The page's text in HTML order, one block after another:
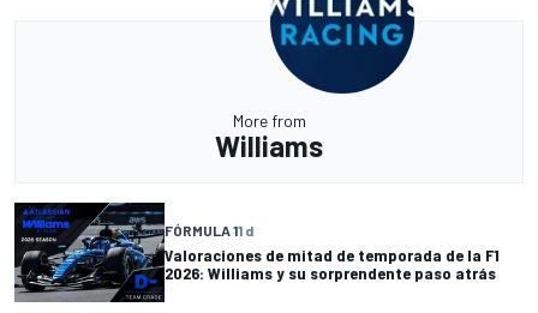
More from
Williams
FÓRMULA 11 d
Valoraciones de mitad de temporada de la F1
2026: Williams y su sorprendente paso atrás